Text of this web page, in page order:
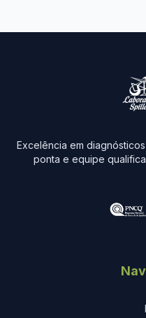
Excelência em
ponta e equipe